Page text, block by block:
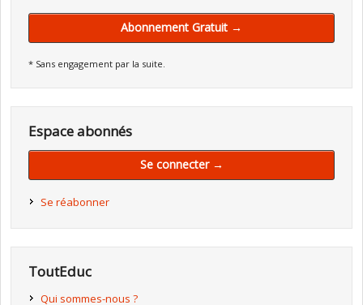
Abonnement Gratuit →
* Sans engagement par la suite.
Espace abonnés
Se connecter →
Se réabonner
ToutEduc
Qui sommes-nous ?